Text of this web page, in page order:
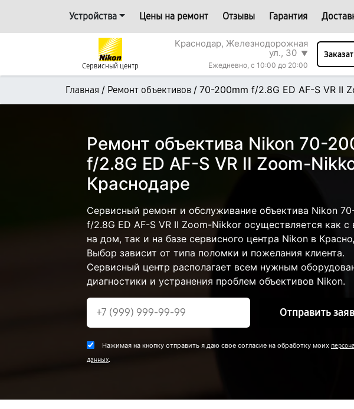
Устройства Цены на ремонт Отзывы Гарантия
Сервисный центр
Краснодар, Железнодорожная
ул., 30 ▼
Ежедневно, с 10:00 до 20:00
Главная / Ремонт объективов / 70-200mm f/2.8G ED AF-S VR II
Ремонт объектива Nikon 70-
f/2.8G ED AF-S VR II Zoom-
Краснодаре
Сервисный ремонт и обслуживание объектива Nikon
f/2.8G ED AF-S VR II Zoom-Nikkor осуществляется как с
на дом, так и на базе сервисного центра Nikon в
Выбор зависит от типа поломки и пожелания клиента.
Сервисный центр располагает всем нужным
диагностики и устранения проблем объективов Nikon.
Отправить
Нажимая на кнопку отправить я даю свое согласие на обработку моих
данных.